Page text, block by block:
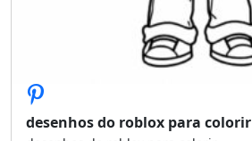
desenhos do roblox para colorir